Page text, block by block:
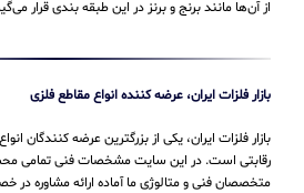
از آن‌ها مانند برنج و برنز در این طبقه‌ بندی قرار
بازار فلزات ایران، عرضه کننده انواع مقاطع فلزی
بازار فلزات ایران، یکی از بزرگترین عرضه کنندگان
رقابتی است. در این سایت مشخصات فنی تمامی
متخصصان فنی و متالوژی ما آماده ارائه مشاوره